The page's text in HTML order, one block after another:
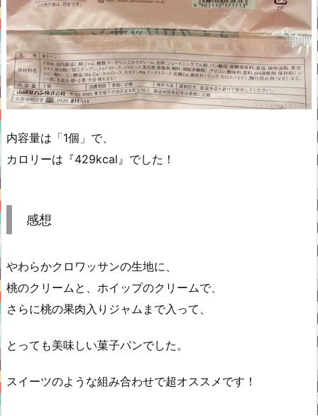
内容量は「1個」で、
カロリーは『429kcal』でした！
感想
やわらかクロワッサンの生地に、
桃のクリームと、ホイップのクリームで、
さらに桃の果肉入りジャムまで入って、
とっても美味しい菓子パンでした。
スイーツのような組み合わせで超オススメです！